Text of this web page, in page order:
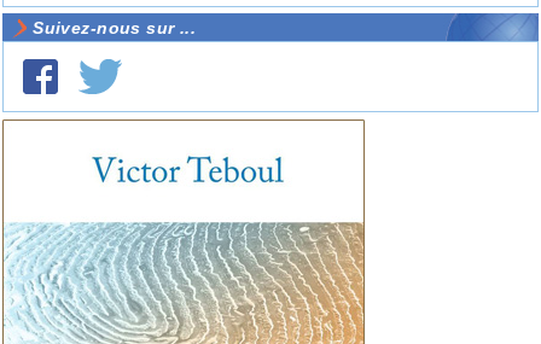
Suivez-nous sur ...